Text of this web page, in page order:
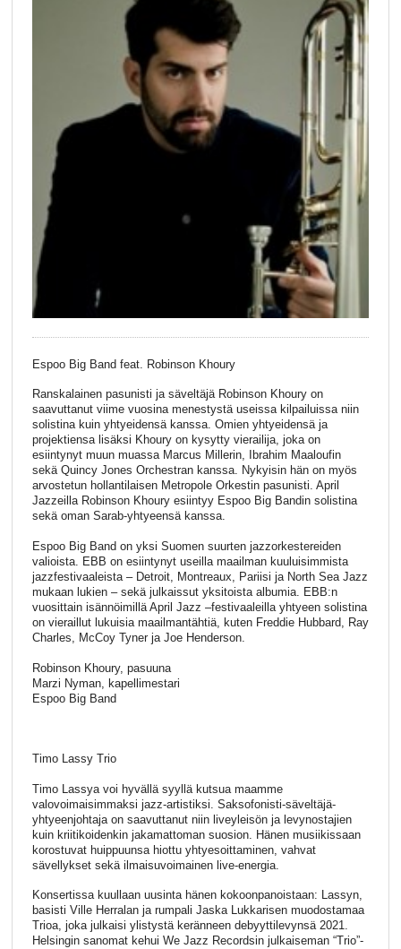
Espoo Big Band feat. Robinson Khoury
Ranskalainen pasunisti ja säveltäjä Robinson Khoury on
saavuttanut viime vuosina menestystä useissa kilpailuissa niin
solistina kuin yhtyeidensä kanssa. Omien yhtyeidensä ja
projektiensa lisäksi Khoury on kysytty vierailija, joka on
esiintynyt muun muassa Marcus Millerin, Ibrahim Maaloufin
sekä Quincy Jones Orchestran kanssa. Nykyisin hän on myös
arvostetun hollantilaisen Metropole Orkestin pasunisti. April
Jazzeilla Robinson Khoury esiintyy Espoo Big Bandin solistina
sekä oman Sarab-yhtyeensä kanssa.
Espoo Big Band on yksi Suomen suurten jazzorkestereiden
valioista. EBB on esiintynyt useilla maailman kuuluisimmista
jazzfestivaaleista – Detroit, Montreaux, Pariisi ja North Sea Jazz
mukaan lukien – sekä julkaissut yksitoista albumia. EBB:n
vuosittain isännöimillä April Jazz –festivaaleilla yhtyeen solistina
on vieraillut lukuisia maailmantähtiä, kuten Freddie Hubbard, Ray
Charles, McCoy Tyner ja Joe Henderson.
Robinson Khoury, pasuuna
Marzi Nyman, kapellimestari
Espoo Big Band
Timo Lassy Trio
Timo Lassya voi hyvällä syyllä kutsua maamme
valovoimaisimmaksi jazz-artistiksi. Saksofonisti-säveltäjä-
yhtyeenjohtaja on saavuttanut niin liveyleisön ja levynostajien
kuin kriitikoidenkin jakamattoman suosion. Hänen musiikissaan
korostuvat huippuunsa hiottu yhtyesoittaminen, vahvat
sävellykset sekä ilmaisuvoimainen live-energia.
Konsertissa kuullaan uusinta hänen kokoonpanoistaan: Lassyn,
basisti Ville Herralan ja rumpali Jaska Lukkarisen muodostamaa
Trioa, joka julkaisi ylistystä keränneen debyyttilevynsä 2021.
Helsingin sanomat kehui We Jazz Recordsin julkaiseman “Trio”-